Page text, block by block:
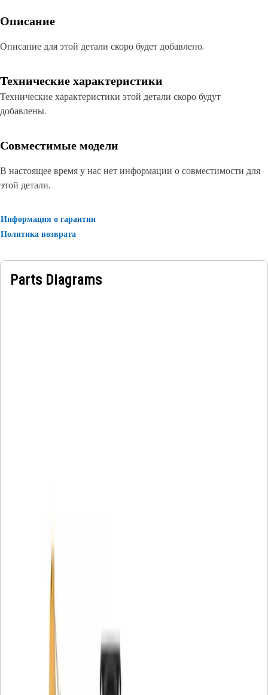
Описание
Описание для этой детали скоро будет добавлено.
Технические характеристики
Технические характеристики этой детали скоро будут
добавлены.
Совместимые модели
В настоящее время у нас нет информации о совместимости для
этой детали.
Информация о гарантии
Политика возврата
Parts Diagrams